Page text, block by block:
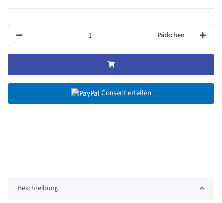
Päckchen
Consent erteilen
Beschreibung